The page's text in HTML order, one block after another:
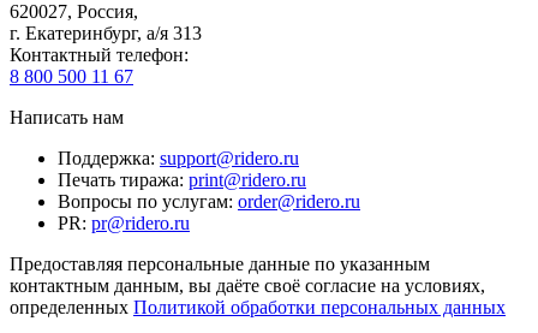
620027, Россия,
г. Екатеринбург, а/я 313
Контактный телефон:
8 800 500 11 67
Написать нам
Поддержка: support@ridero.ru
Печать тиража: print@ridero.ru
Вопросы по услугам: order@ridero.ru
PR: pr@ridero.ru
Предоставляя персональные данные по указанным
контактным данным, вы даёте своё согласие на условиях,
определенных Политикой обработки персональных данных